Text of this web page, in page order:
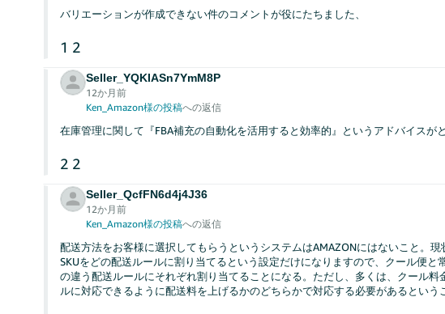
バリエーションが作成できない件のコメントが役にたちました、
1 2
Seller_YQKIASn7YmM8P
12か月前
Ken_Amazon様の投稿への返信
在庫管理に関して『FBA補充の自動化を活用すると効率的』というアドバイスが
2 2
Seller_QcfFN6d4j4J36
12か月前
Ken_Amazon様の投稿への返信
配送方法をお客様に選択してもらうというシステムはAMAZONにはないこと。
SKUをどの配送ルールに割り当てるという設定だけになりますので、クール便と
の違う配送ルールにそれぞれ割り当てることになる。ただし、多くは、クール
ルに対応できるように配送料を上げるかのどちらかで対応する必要があるという